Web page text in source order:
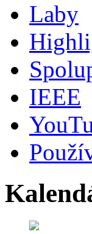
Laby
IEEE